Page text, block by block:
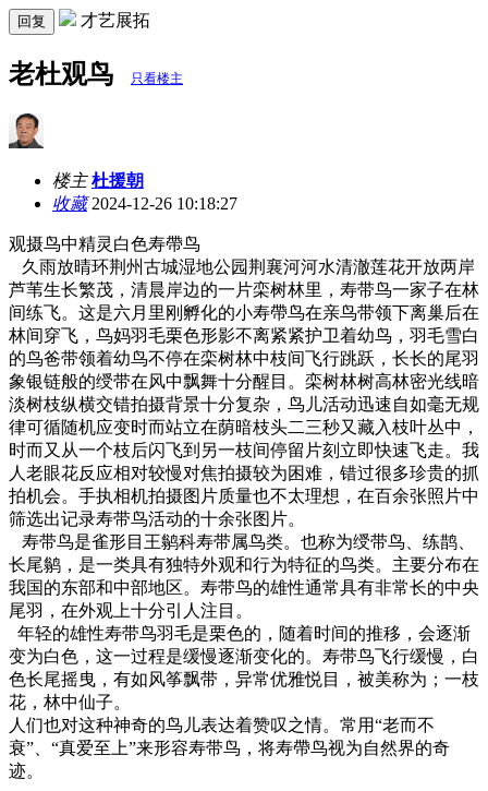
回复 才艺展拓
老杜观鸟 只看楼主
楼主 杜援朝
收藏2024-12-26 10:18:27
观摄鸟中精灵白色寿帶鸟
久雨放晴环荆州古城湿地公园荆襄河河水清澈莲花开放两岸
芦苇生长繁茂，清晨岸边的一片栾树林里，寿带鸟一家子在林
间练飞。这是六月里刚孵化的小寿帶鸟在亲鸟带领下离巢后在
林间穿飞，鸟妈羽毛栗色形影不离紧紧护卫着幼鸟，羽毛雪白
的鸟爸带领着幼鸟不停在栾树林中枝间飞行跳跃，长长的尾羽
象银链般的绶带在风中飘舞十分醒目。栾树林树高林密光线暗
淡树枝纵横交错拍摄背景十分复杂，鸟儿活动迅速自如毫无规
律可循随机应变时而站立在荫暗枝头二三秒又藏入枝叶丛中，
时而又从一个枝后闪飞到另一枝间停留片刻立即快速飞走。我
人老眼花反应相对较慢对焦拍摄较为困难，错过很多珍贵的抓
拍机会。手执相机拍摄图片质量也不太理想，在百余张照片中
筛选出记录寿带鸟活动的十余张图片。
寿带鸟是雀形目王鹟科寿带属鸟类。也称为绶带鸟、练鹊、
长尾鹟，是一类具有独特外观和行为特征的鸟类。主要分布在
我国的东部和中部地区。寿带鸟的雄性通常具有非常长的中央
尾羽，在外观上十分引人注目。
年轻的雄性寿带鸟羽毛是栗色的，随着时间的推移，会逐渐
变为白色，这一过程是缓慢逐渐变化的。寿带鸟飞行缓慢，白
色长尾摇曳，有如风筝飘带，异常优雅悦目，被美称为；一枝
花，林中仙子。
人们也对这种神奇的鸟儿表达着赞叹之情。常用“老而不
衰”、“真爱至上”来形容寿带鸟，将寿帶鸟视为自然界的奇
迹。